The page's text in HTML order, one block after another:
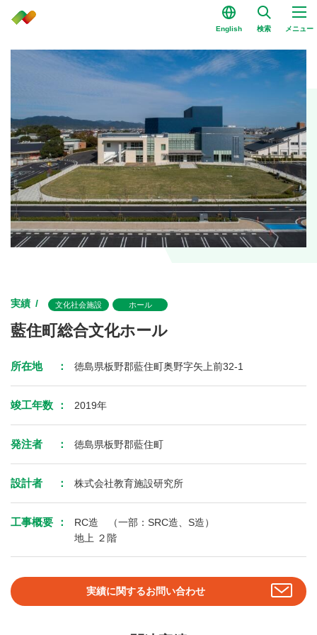
English 検索 メニュー
実績 文化社会施設 ホール
藍住町総合文化ホール
所在地 徳島県板野郡藍住町奥野字矢上前32-1
竣工年数 2019年
発注者 徳島県板野郡藍住町
設計者 株式会社教育施設研究所
工事概要
RC造 （一部：SRC造、S造）
地上 ２階
実績に関するお問い合わせ